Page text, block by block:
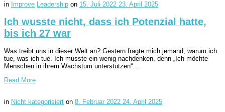
in Improve Leadership on 15. Juli 2022 23. April 2025
Ich wusste nicht, dass ich Potenzial hatte,
bis ich 27 war
Was treibt uns in dieser Welt an? Gestern fragte mich jemand, warum ich
tue, was ich tue. Ich musste ein wenig nachdenken, denn „Ich möchte
Menschen in ihrem Wachstum unterstützen“…
Read More
in Nicht kategorisiert on 8. Februar 2022 24. April 2025